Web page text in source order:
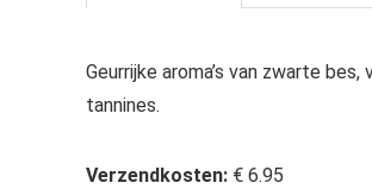
Geurrijke aroma’s van zwarte
tannines.
Verzendkosten: € 6.95